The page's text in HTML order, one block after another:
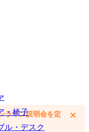
・椅子
ル・デスク
に追加できます
ライン説明会を定
×